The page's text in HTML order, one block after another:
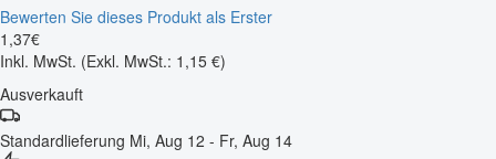
Bewerten Sie dieses Produkt als Erster
1 ,37€
Inkl. MwSt. (Exkl. MwSt.: 1,15 €)
Ausverkauft
Standardlieferung Mi, Aug 12 - Fr, Aug 14